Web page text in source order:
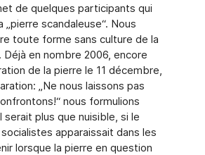
de quelques participants qui
scandaleuse“. Nous
toute forme sans culture de la
en nombre 2006, encore
de la pierre le 11 décembre,
„Ne nous laissons pas
nous formulions
serait plus que nuisible, si le
apparaissait dans les
lorsque la pierre en question